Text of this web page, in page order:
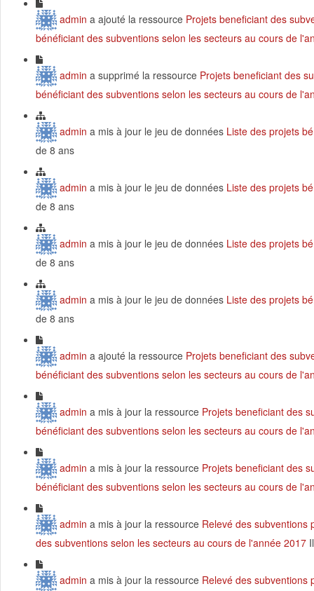
admin a ajouté la ressource Projets beneficiant des
bénéficiant des subventions selon les secteurs au cours de
admin a supprimé la ressource Projets beneficiant des
bénéficiant des subventions selon les secteurs au cours de
admin a mis à jour le jeu de données Liste des projets
de 8 ans
admin a mis à jour le jeu de données Liste des projets
de 8 ans
admin a mis à jour le jeu de données Liste des projets
de 8 ans
admin a mis à jour le jeu de données Liste des projets
de 8 ans
admin a ajouté la ressource Projets beneficiant des
bénéficiant des subventions selon les secteurs au cours de
admin a mis à jour la ressource Projets beneficiant des
bénéficiant des subventions selon les secteurs au cours de
admin a mis à jour la ressource Projets beneficiant des
bénéficiant des subventions selon les secteurs au cours de
admin a mis à jour la ressource Relevé des subventions
des subventions selon les secteurs au cours de l'année 2017
admin a mis à jour la ressource Relevé des subventions